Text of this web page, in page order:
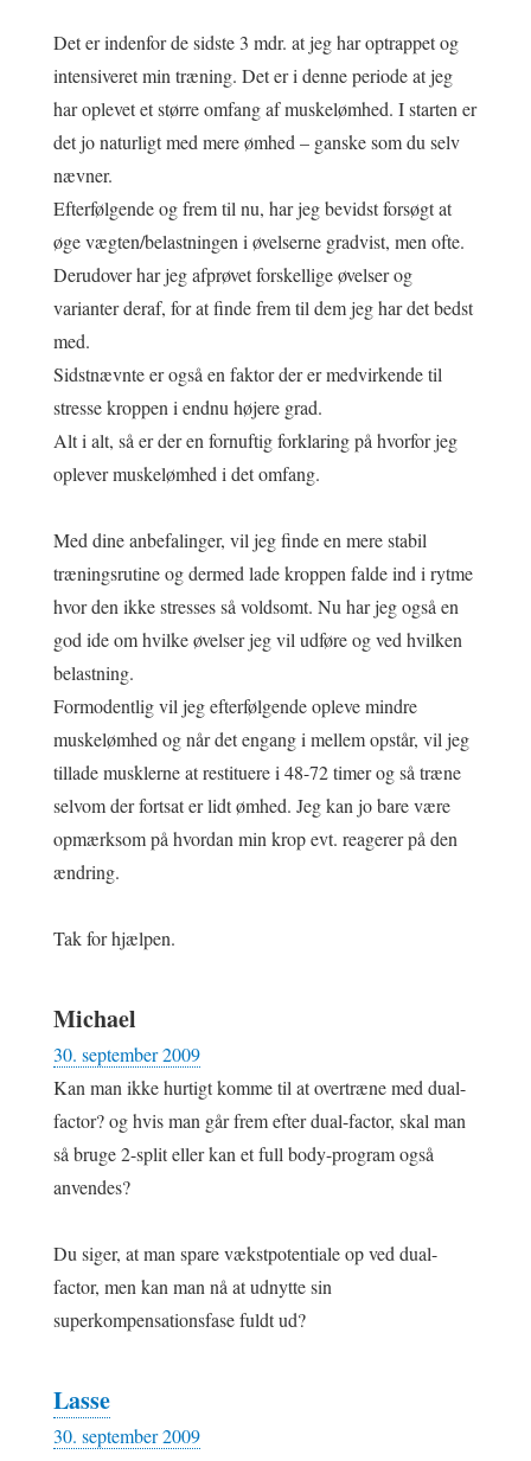
Det er indenfor de sidste 3 mdr. at jeg har optrappet og
intensiveret min træning. Det er i denne periode at jeg
har oplevet et større omfang af muskelømhed. I starten er
det jo naturligt med mere ømhed – ganske som du selv
nævner.
Efterfølgende og frem til nu, har jeg bevidst forsøgt at
øge vægten/belastningen i øvelserne gradvist, men ofte.
Derudover har jeg afprøvet forskellige øvelser og
varianter deraf, for at finde frem til dem jeg har det bedst
med.
Sidstnævnte er også en faktor der er medvirkende til
stresse kroppen i endnu højere grad.
Alt i alt, så er der en fornuftig forklaring på hvorfor jeg
oplever muskelømhed i det omfang.
Med dine anbefalinger, vil jeg finde en mere stabil
træningsrutine og dermed lade kroppen falde ind i rytme
hvor den ikke stresses så voldsomt. Nu har jeg også en
god ide om hvilke øvelser jeg vil udføre og ved hvilken
belastning.
Formodentlig vil jeg efterfølgende opleve mindre
muskelømhed og når det engang i mellem opstår, vil jeg
tillade musklerne at restituere i 48-72 timer og så træne
selvom der fortsat er lidt ømhed. Jeg kan jo bare være
opmærksom på hvordan min krop evt. reagerer på den
ændring.
Tak for hjælpen.
Michael
30. september 2009
Kan man ikke hurtigt komme til at overtræne med dual-
factor? og hvis man går frem efter dual-factor, skal man
så bruge 2-split eller kan et full body-program også
anvendes?
Du siger, at man spare vækstpotentiale op ved dual-
factor, men kan man nå at udnytte sin
superkompensationsfase fuldt ud?
Lasse
30. september 2009